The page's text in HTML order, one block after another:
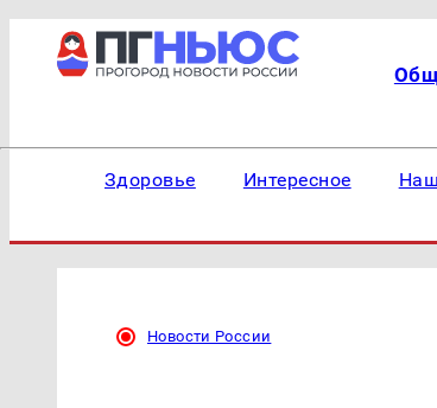
Здоровье Интересное
Новости России